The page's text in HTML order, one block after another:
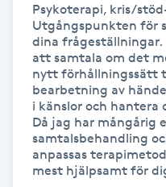
Hudvård
Hyaluronsyra
Hyperhidros
Hypnos
Psykoterapi, kris/
Utgångspunkten för
dina frågeställningar.
att samtala om det
nytt förhållningssätt
bearbetning av
i känslor och
Då jag har mångårig
samtalsbehandling
anpassas
mest hjälpsamt för